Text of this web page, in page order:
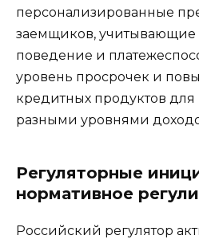
персонализированные
заемщиков, учитывающие
поведение и
уровень просрочек и
кредитных продуктов для
разными уровнями
Регуляторные
нормативное
Российский регулятор